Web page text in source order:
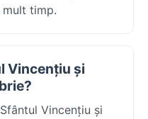
timp.
Vincențiu și
Vincențiu și